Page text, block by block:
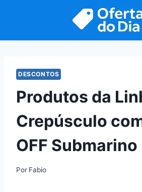
DESCONTOS
Produtos da
Crepúsculo
OFF Submarino
Por Fabio